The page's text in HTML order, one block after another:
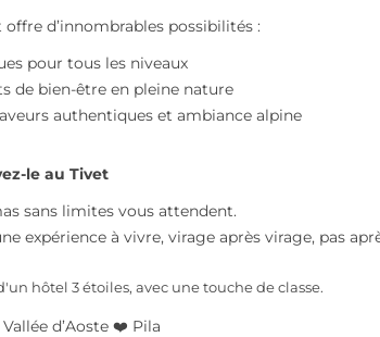
d’innombrables possibilités :
pour tous les niveaux
de bien-être en pleine nature
authentiques et ambiance alpine
le au Tivet
sans limites vous attendent.
expérience à vivre, virage après virage, pas
hôtel 3 étoiles, avec une touche de classe.
d’Aoste ❤️ Pila